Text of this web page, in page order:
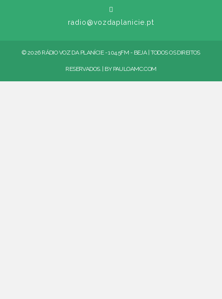
radio@vozdaplanicie.pt
© 2026 RÁDIO VOZ DA PLANÍCIE - 104.5FM - BEJA | TODOS OS DIREITOS
RESERVADOS. | BY PAULOAMC.COM